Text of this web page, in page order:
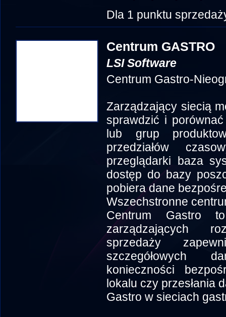
Dla 1 punktu
Centrum GASTRO
LSI Software
Centrum Gastro-
Zarządzający siecią
sprawdzić i
lub grup
przedziałów
przeglądarki baza
dostęp do bazy
pobiera dane
Wszechstronne
Centrum Gastro
zarządzających
sprzedaży
szczegółowych
konieczności
lokalu czy przesłania
Gastro w sieciach